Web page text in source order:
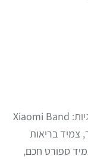
Xiaomi Band
, צמיד בריאות
ספורט חכם,